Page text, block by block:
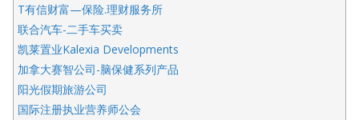
T有信财富—保险.理财服务所
联合汽车-二手车买卖
凯莱置业Kalexia Developments
加拿大赛智公司-脑保健系列产品
阳光假期旅游公司
国际注册执业营养师公会